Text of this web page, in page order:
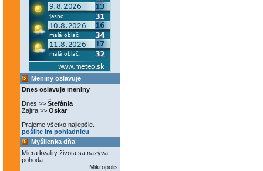
Meniny oslavuje
Dnes oslavuje meniny
Dnes >> Štefánia
Zajtra >> Oskar
Prajeme všetko najlepšie.
pošlite im pohladnicu
Myšlienka dňa
Miera kvality života sa nazýva
pohoda ...
-- Mikropolis